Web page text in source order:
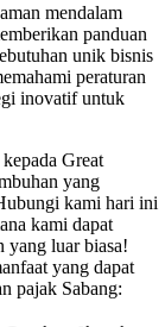
mendalam
panduan
unik bisnis
peraturan
inovatif untuk
Great
yang
kami hari ini
kami dapat
yang luar biasa!
yang dapat
pajak Sabang: